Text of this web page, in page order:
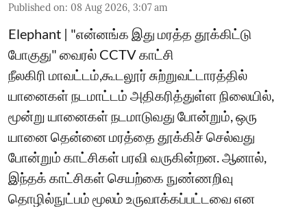
Published on: 08 Aug 2026, 3:07 am
Elephant | "என்னங்க இது மரத்த தூக்கிட்டு
போகுது" வைரல் CCTV காட்சி
நீலகிரி மாவட்டம்,கூடலூர் சுற்றுவட்டாரத்தில்
யானைகள் நடமாட்டம் அதிகரித்துள்ள நிலையில்,
மூன்று யானைகள் நடமாடுவது போன்றும், ஒரு
யானை தென்னை மரத்தை தூக்கிச் செல்வது
போன்றும் காட்சிகள் பரவி வருகின்றன. ஆனால்,
இந்தக் காட்சிகள் செயற்கை நுண்ணறிவு
தொழில்நுட்பம் மூலம் உருவாக்கப்பட்டவை என